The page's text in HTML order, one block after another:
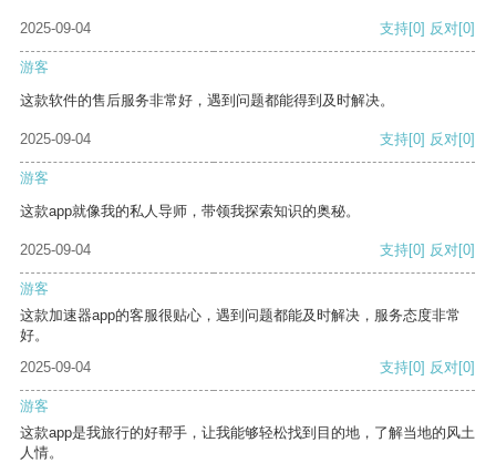
2025-09-04 支持[0] 反对[0]
游客
这款软件的售后服务非常好，遇到问题都能得到及时解决。
2025-09-04 支持[0] 反对[0]
游客
这款app就像我的私人导师，带领我探索知识的奥秘。
2025-09-04 支持[0] 反对[0]
游客
这款加速器app的客服很贴心，遇到问题都能及时解决，服务态度非常
好。
2025-09-04
支持[0] 反对[0]
游客
这款app是我旅行的好帮手，让我能够轻松找到目的地，了解当地的风土
人情。